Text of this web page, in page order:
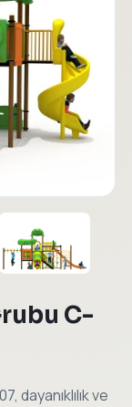
C-
dayanıklılık ve